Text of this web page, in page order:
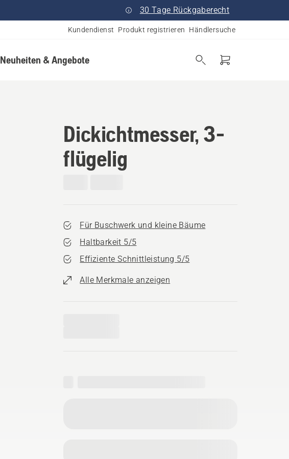
30 Tage Rückgaberecht
Kundendienst Produkt registrieren Händlersuche
Neuheiten & Angebote
Dickichtmesser, 3-
flügelig
Für Buschwerk und kleine Bäume
Haltbarkeit 5/5
Effiziente Schnittleistung 5/5
Alle Merkmale anzeigen